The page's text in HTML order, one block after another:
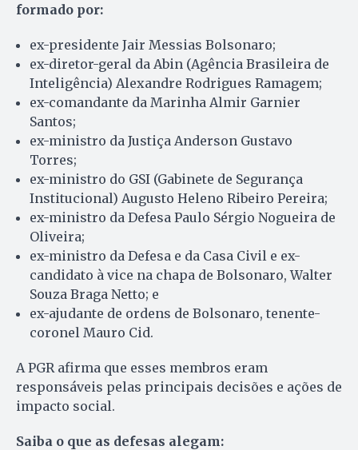
formado por:
ex-presidente Jair Messias Bolsonaro;
ex-diretor-geral da Abin (Agência Brasileira de
Inteligência) Alexandre Rodrigues Ramagem;
ex-comandante da Marinha Almir Garnier
Santos;
ex-ministro da Justiça Anderson Gustavo
Torres;
ex-ministro do GSI (Gabinete de Segurança
Institucional) Augusto Heleno Ribeiro Pereira;
ex-ministro da Defesa Paulo Sérgio Nogueira de
Oliveira;
ex-ministro da Defesa e da Casa Civil e ex-
candidato à vice na chapa de Bolsonaro, Walter
Souza Braga Netto; e
ex-ajudante de ordens de Bolsonaro, tenente-
coronel Mauro Cid.
A PGR afirma que esses membros eram
responsáveis pelas principais decisões e ações de
impacto social.
Saiba o que as defesas alegam: